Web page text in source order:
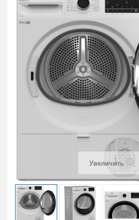
Увеличить